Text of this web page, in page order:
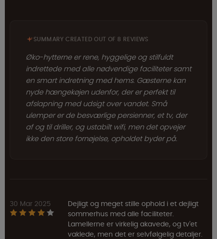
SUMMARY CREATED OUT OF 8 REVIEWS
Øko-hytterne er rene, hyggelige og stilfuldt
indrettede med alle nødvendige faciliteter samt
en smart indretning med hems. Gæsterne kan
nyde hængekøjen udenfor, der er perfekt til
afslapning med udsigt over vandet. Små
ulemper er de besværlige persienner, et tv, der
af og til driller, og ustabilt wifi, men det opvejer
ikke den store fornøjelse, opholdet byder på.
30 Mar 2025
Dejligt og meget stille ophold i et dejligt
sommerhus med alle faciliteter.
Lamellerne er virkelig akavede, og tv'et
vaklede, men det er selvfølgelig detaljer.